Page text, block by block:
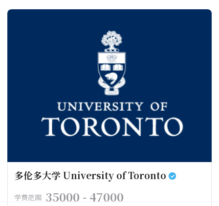
多伦多大学 University of Toronto
学费范围 35000 - 47000